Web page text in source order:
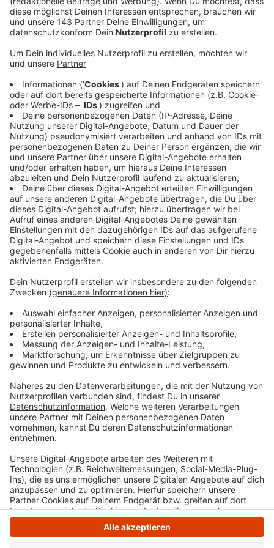
Sprockhövel: Die Mitarbeiterinnen im Seniorenbüro der
Stadt hören von vielen Sprockhövelern, dass sie
aufgrund der Corona-Pandemie soziale Kontakte, das
Miteinander in verschiedenen Gruppen und die
Abwechslung im Alltag vermissen. Am Familienfest
Weihnachten wird das besonders deutlich. Als
Lichtblick möchte die Stadt diejenigen, die sich in der
Advents-und Weihnachtszeit allein fühlen, eine kleinen
Aufmerksamkeit schenken. Wer jemanden kennt, der
sich darüber freuen würde, oder wer selbst an
Weihnachten alleine ist, kann sich bis zu, 15. Dezember
beim Seniorenbüro melden.
Ansprechpartnerinnen im Seniorenbüro sind:
- Kerstin Eggert, Tel.: 02339 / 917-320
- Elke Junge, Tel.: 02339 / 917-311
- Bärbel Mays, Tel.: 02339 / 917-356
- Cordula Regesch, Tel.: 02339 / 917-318
Anzeige
Anzeige